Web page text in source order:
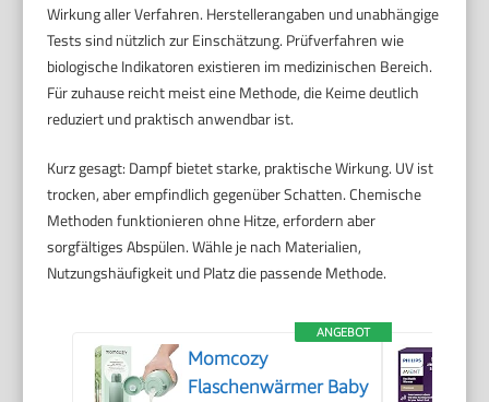
Wirkung aller Verfahren. Herstellerangaben und unabhängige
Tests sind nützlich zur Einschätzung. Prüfverfahren wie
biologische Indikatoren existieren im medizinischen Bereich.
Für zuhause reicht meist eine Methode, die Keime deutlich
reduziert und praktisch anwendbar ist.
Kurz gesagt: Dampf bietet starke, praktische Wirkung. UV ist
trocken, aber empfindlich gegenüber Schatten. Chemische
Methoden funktionieren ohne Hitze, erfordern aber
sorgfältiges Abspülen. Wähle je nach Materialien,
Nutzungshäufigkeit und Platz die passende Methode.
ANGEBOT
Momcozy
Flaschenwärmer Baby